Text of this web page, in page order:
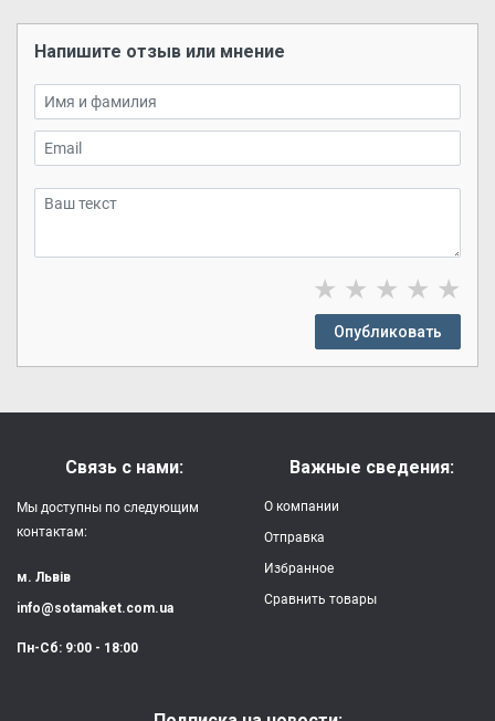
Напишите отзыв или мнение
★ ★ ★ ★ ★
Опубликовать
Связь с нами:
Мы доступны по следующим
контактам:
м. Львів
info@sotamaket.com.ua
Пн-Сб: 9:00 - 18:00
Важные сведения:
О компании
Отправка
Избранное
Сравнить товары